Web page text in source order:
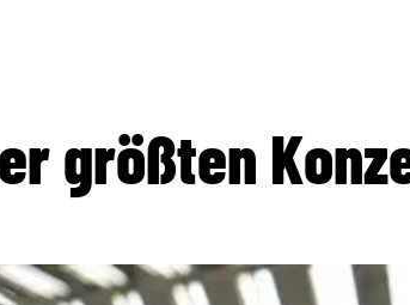
größten